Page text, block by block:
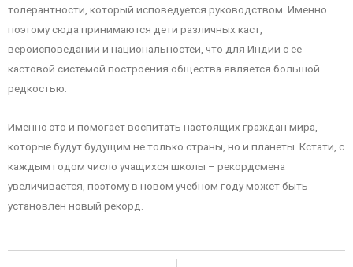
толерантности, который исповедуется руководством. Именно
поэтому сюда принимаются дети различных каст,
вероисповеданий и национальностей, что для Индии с её
кастовой системой построения общества является большой
редкостью.
Именно это и помогает воспитать настоящих граждан мира,
которые будут будущим не только страны, но и планеты. Кстати, с
каждым годом число учащихся школы – рекордсмена
увеличивается, поэтому в новом учебном году может быть
установлен новый рекорд.